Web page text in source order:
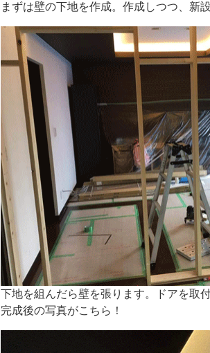
まずは壁の下地を作成。作成しつつ、新
下地を組んだら壁を張ります。ドアを取
完成後の写真がこちら！